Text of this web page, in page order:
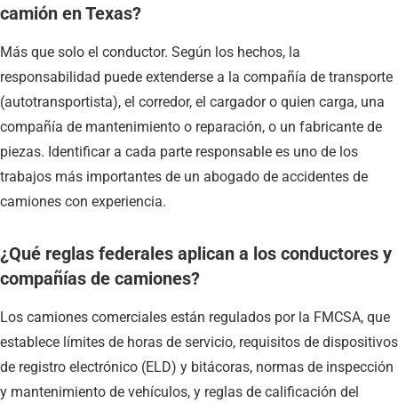
camión en Texas?
Más que solo el conductor. Según los hechos, la
responsabilidad puede extenderse a la compañía de transporte
(autotransportista), el corredor, el cargador o quien carga, una
compañía de mantenimiento o reparación, o un fabricante de
piezas. Identificar a cada parte responsable es uno de los
trabajos más importantes de un abogado de accidentes de
camiones con experiencia.
¿Qué reglas federales aplican a los conductores y
compañías de camiones?
Los camiones comerciales están regulados por la FMCSA, que
establece límites de horas de servicio, requisitos de dispositivos
de registro electrónico (ELD) y bitácoras, normas de inspección
y mantenimiento de vehículos, y reglas de calificación del